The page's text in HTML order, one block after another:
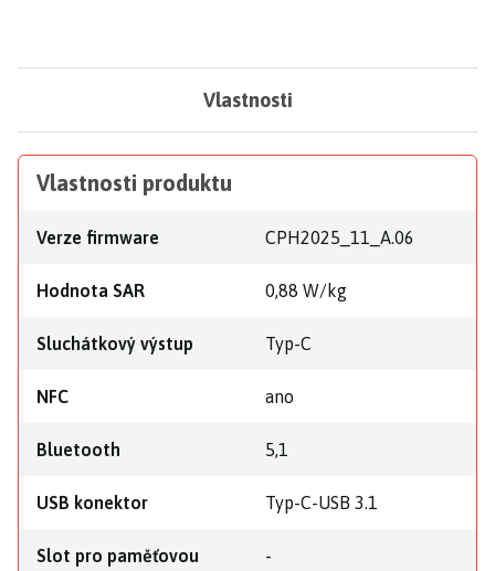
Vlastnosti
Vlastnosti produktu
Verze firmware CPH2025_11_A.06
Hodnota SAR 0,88 W/kg
Sluchátkový výstup Typ-C
NFC ano
Bluetooth 5,1
USB konektor Typ-C-USB 3.1
Slot pro paměťovou
-